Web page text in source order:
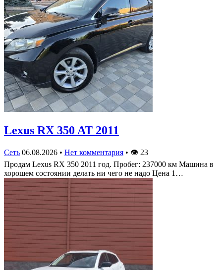
Lexus RX 350 AT 2011
Сеть 06.08.2026 • Нет комментария • 👁 23
Продам Lexus RX 350 2011 год. Пробег: 237000 км Машина в
хорошем состоянии делать ни чего не надо Цена 1…